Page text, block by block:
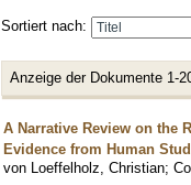
Sortiert nach:
Anzeige der Dokumente 1-
A Narrative Review on the
Evidence from Human
von Loeffelholz, Christian;